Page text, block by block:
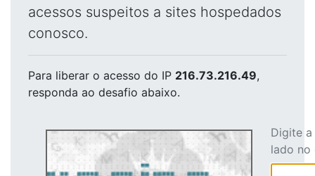
acessos suspeitos a sites hospedados
conosco.
Para liberar o acesso do IP 216.73.216.49,
responda ao desafio abaixo.
Digite
lado no